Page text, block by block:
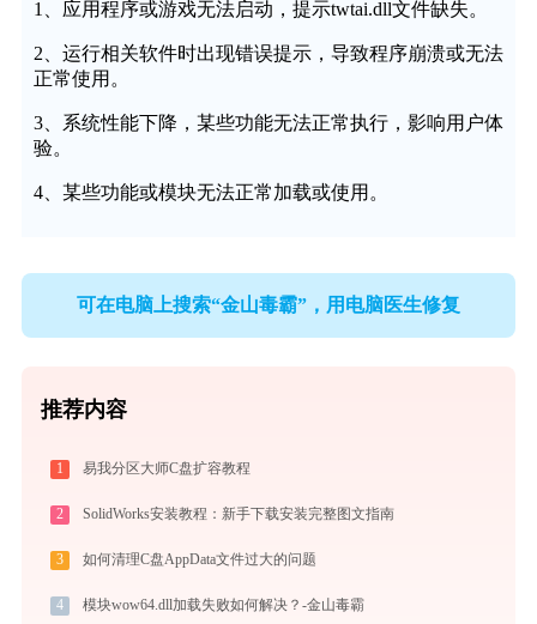
1、应用程序或游戏无法启动，提示twtai.dll文件缺失。
2、运行相关软件时出现错误提示，导致程序崩溃或无法
正常使用。
3、系统性能下降，某些功能无法正常执行，影响用户体
验。
4、某些功能或模块无法正常加载或使用。
可在电脑上搜索“金山毒霸”，用电脑医生修复
推荐内容
1 易我分区大师C盘扩容教程
2 SolidWorks安装教程：新手下载安装完整图文指南
3 如何清理C盘AppData文件过大的问题
4 模块wow64.dll加载失败如何解决？-金山毒霸